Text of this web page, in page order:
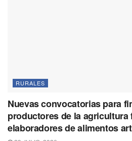
RURALES
Nuevas convocatorias para
productores de la agricultura
elaboradores de alimentos